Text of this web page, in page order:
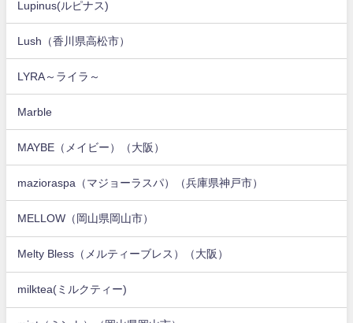
Lupinus(ルピナス)
Lush（香川県高松市）
LYRA～ライラ～
Marble
MAYBE（メイビー）（大阪）
mazioraspa（マジョーラスパ）（兵庫県神戸市）
MELLOW（岡山県岡山市）
Melty Bless（メルティーブレス）（大阪）
milktea(ミルクティー)